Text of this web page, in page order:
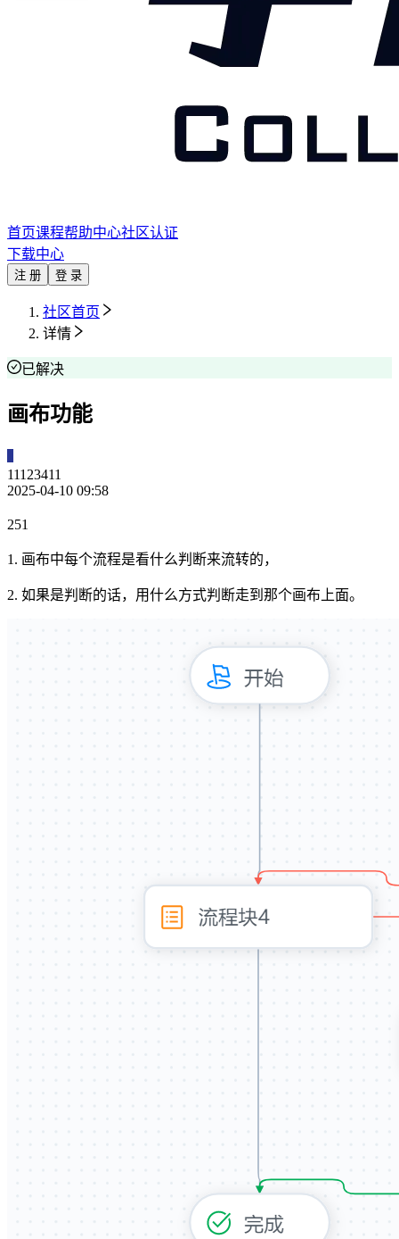
首页课程帮助中心社区认证
下载中心
注 册 登 录
社区首页
详情
已解决
画布功能
11123411
2025-04-10 09:58
251
1. 画布中每个流程是看什么判断来流转的，
2. 如果是判断的话，用什么方式判断走到那个画布上面。